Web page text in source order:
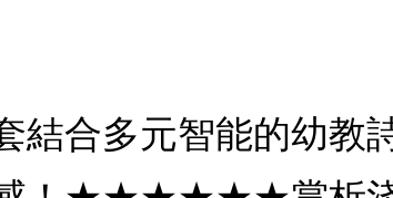
合多元智能的幼教